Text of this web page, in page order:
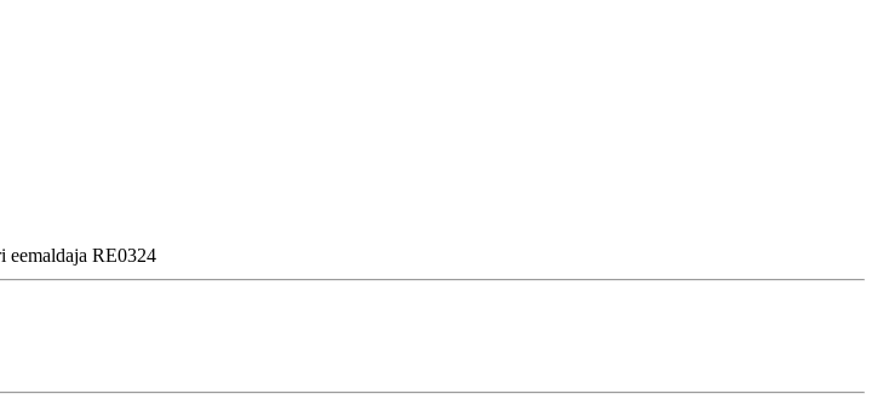
eemaldaja RE0324